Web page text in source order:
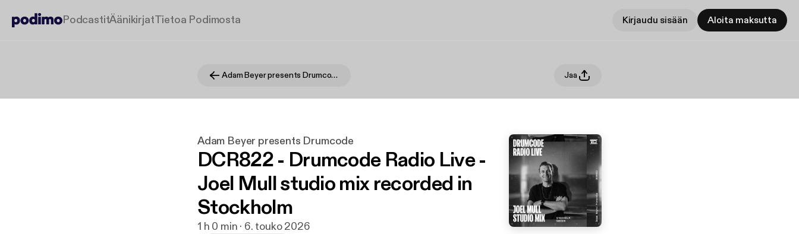
PodcastitÄänikirjatTietoa Podimosta Kirjaudu sisään Aloita maksutta
Adam Beyer presents Drumcode Jaa
Adam Beyer presents Drumcode
DCR822 - Drumcode Radio Live -
Joel Mull studio mix recorded in
Stockholm
1 h 0 min · 6. touko 2026